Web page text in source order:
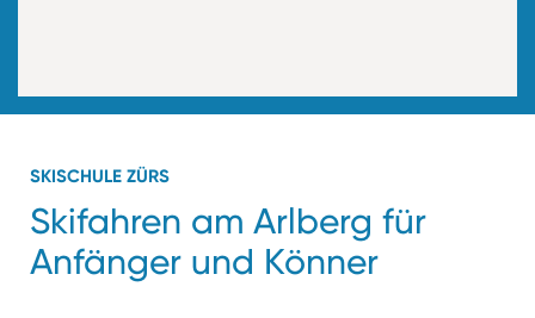
SKISCHULE ZÜRS
Skifahren am Arlberg für
Anfänger und Könner